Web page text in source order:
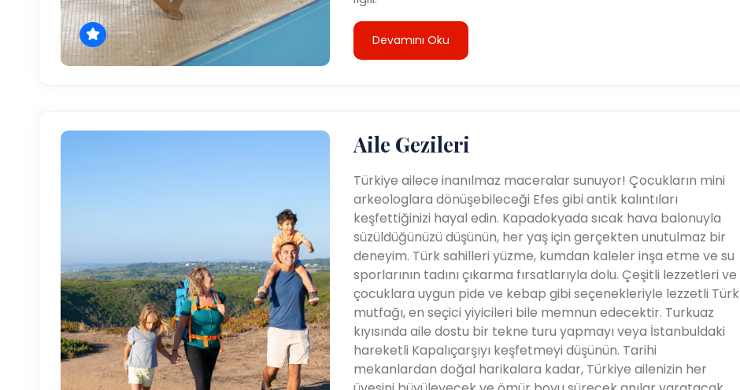
Devamını Oku
Aile Gezileri
Türkiye ailece inanılmaz maceralar sunuyor! Çocukların mini
arkeologlara dönüşebileceği Efes gibi antik kalıntıları
keşfettiğinizi hayal edin. Kapadokyada sıcak hava balonuyla
süzüldüğünüzü düşünün, her yaş için gerçekten unutulmaz bir
deneyim. Türk sahilleri yüzme, kumdan kaleler inşa etme ve su
sporlarının tadını çıkarma fırsatlarıyla dolu. Çeşitli lezzetleri ve
çocuklara uygun pide ve kebap gibi seçenekleriyle lezzetli Türk
mutfağı, en seçici yiyicileri bile memnun edecektir. Turkuaz
kıyısında aile dostu bir tekne turu yapmayı veya İstanbuldaki
hareketli Kapalıçarşıyı keşfetmeyi düşünün. Tarihi
mekanlardan doğal harikalara kadar, Türkiye ailenizin her